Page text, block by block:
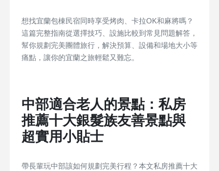
想找宜蘭包棟民宿同時享受烤肉、卡拉OK和麻將嗎？
這篇完整指南從選擇技巧、設施比較到常見問題解答，
幫你規劃完美團體旅行，解決預算、設備和場地大小等
痛點，讓你的宜蘭之旅輕鬆又難忘。
中部適合老人的景點：私房
推薦十大銀髮族友善景點與
超實用小貼士
帶長輩玩中部該如何規劃完美行程？本文私房推薦十大